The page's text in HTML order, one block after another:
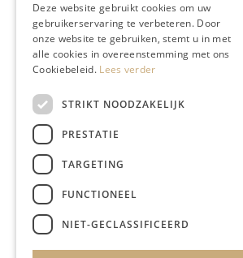
Gerelateerd
GASTRONOMIE
Noorbeek
presenteert
het
Deze website gebruikt cookies om uw
gebruikerservaring te verbeteren. Door
onze website te gebruiken, stemt u in met
alle cookies in overeenstemming met ons
Cookiebeleid. Lees verder
STRIKT NOODZAKELIJK
PRESTATIE
TARGETING
FUNCTIONEEL
NIET-GECLASSIFICEERD